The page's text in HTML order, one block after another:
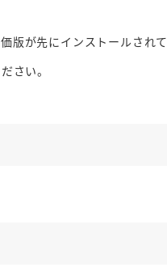
が先にインストールされて
さい。